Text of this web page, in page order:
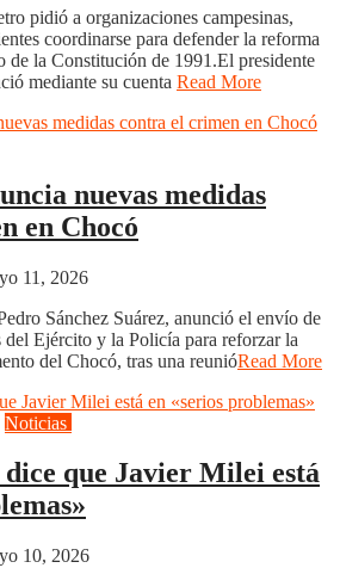
pidió a organizaciones campesinas,
coordinarse para defender la reforma
de la Constitución de 1991.El presidente
mediante su cuenta Read More
nuevas medidas
en Chocó
11, 2026
Sánchez Suárez, anunció el envío de
Ejército y la Policía para reforzar la
del Chocó, tras una reunióRead More
Noticias
que Javier Milei está
10, 2026